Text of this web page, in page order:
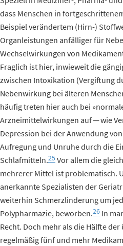
dass Menschen in
Beispiel verändertem (Hirn-)
Organleistungen anfälliger für
Wechselwirkungen von
Fraglich ist hier, inwieweit die
zwischen Intoxikation (Vergiftung
Nebenwirkung bei älteren
häufig treten hier auch bei
Arzneimittelwirkungen auf ─ wie
Depression bei der Anwendung
Aufregung und Unruhe durch die
Schlafmitteln.25Vor allem die
mehrerer Mittel ist problematisch.
anerkannte Spezialisten der
weiterhin Schmerzlinderung um
Polypharmazie, beworben.26 In
Recht. Doch mehr als die Hälfte
regelmäßig fünf und mehr